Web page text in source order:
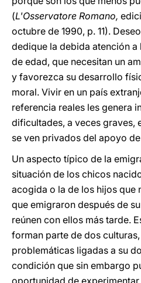
(L'Osservatore Romano,
octubre de 1990, p. 11).
dedique la debida atención
de edad, que necesitan un
y favorezca su desarrollo
moral. Vivir en un país
referencia reales les genera
dificultades, a veces graves,
se ven privados del apoyo
Un aspecto típico de la
situación de los chicos
acogida o la de los hijos que
que emigraron después de
reúnen con ellos más tarde.
forman parte de dos
problemáticas ligadas a su
condición que sin embargo
oportunidad de